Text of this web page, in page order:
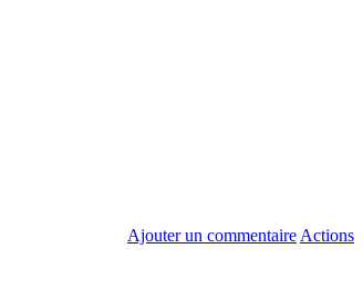
Ajouter un commentaire Actions